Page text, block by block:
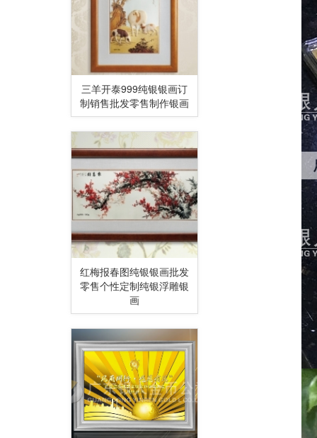
三羊开泰999纯银银画订
制销售批发零售制作银画
红梅报春图纯银银画批发
零售个性定制纯银浮雕银
画